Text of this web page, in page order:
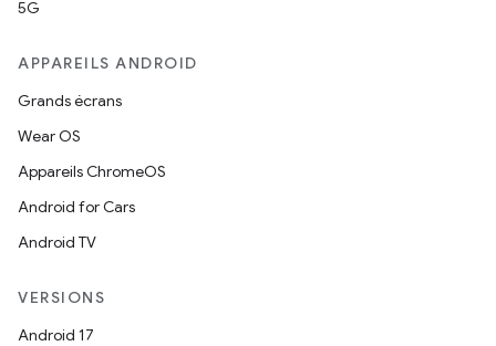
5G
APPAREILS ANDROID
Grands écrans
Wear OS
Appareils ChromeOS
Android for Cars
Android TV
VERSIONS
Android 17